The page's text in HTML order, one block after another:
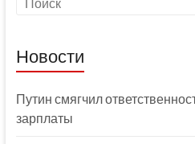
Новости
Путин смягчил
зарплаты